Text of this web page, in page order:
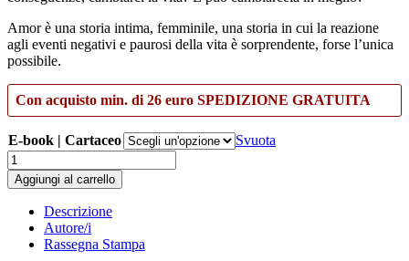
a
15,00€
Amor è una storia intima, femminile, una storia in cui la reazione
agli eventi negativi e paurosi della vita è sorprendente, forse l’unica
possibile.
Con acquisto min. di 26 euro SPEDIZIONE GRATUITA
E-book | Cartaceo
Svuota
Amor
quantità
Aggiungi al carrello
Descrizione
Autore/i
Rassegna Stampa